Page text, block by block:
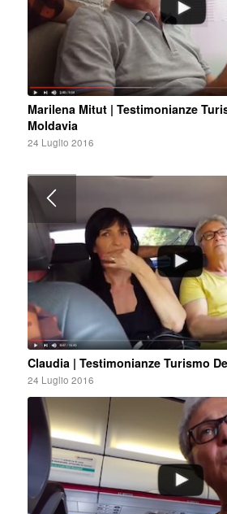
Marilena Mitut | Testimonianze
Moldavia
24 Luglio 2016
Claudia | Testimonianze Turismo
24 Luglio 2016